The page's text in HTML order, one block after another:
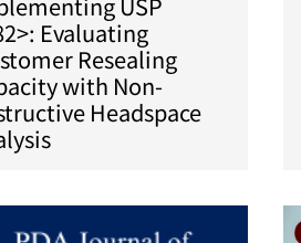
USP
Evaluating
Resealing
with Non-
Headspace